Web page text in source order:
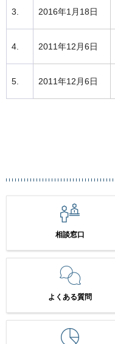
3. 2016年1月18日
4. 2011年12月6日
5. 2011年12月6日
相談窓口
よくある質問